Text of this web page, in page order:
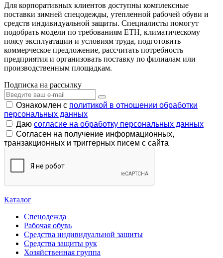
Для корпоративных клиентов доступны комплексные
поставки зимней спецодежды, утепленной рабочей обуви и
средств индивидуальной защиты. Специалисты помогут
подобрать модели по требованиям ЕТН, климатическому
поясу эксплуатации и условиям труда, подготовить
коммерческое предложение, рассчитать потребность
предприятия и организовать поставку по филиалам или
производственным площадкам.
Подписка на рассылку
Ознакомлен с политикой в отношении обработки
персональных данных
Даю согласие на обработку персональных данных
Согласен на получение информационных,
транзакционных и триггерных писем с сайта
Каталог
Спецодежда
Рабочая обувь
Средства индивидуальной защиты
Средства защиты рук
Хозяйственная группа